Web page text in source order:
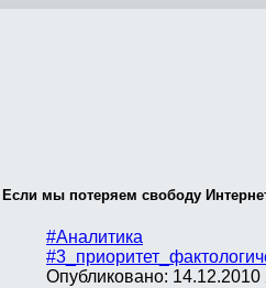
Если мы потеряем свободу
#Аналитика
Опубликовано: 14.12.2010